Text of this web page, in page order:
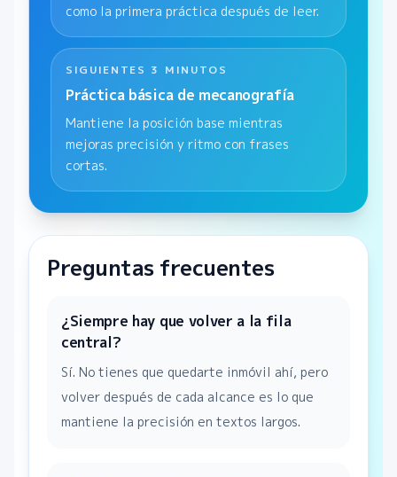
como la primera práctica después de leer.
SIGUIENTES 3 MINUTOS
Práctica básica de mecanografía
Mantiene la posición base mientras
mejoras precisión y ritmo con frases
cortas.
Preguntas frecuentes
¿Siempre hay que volver a la fila
central?
Sí. No tienes que quedarte inmóvil ahí, pero
volver después de cada alcance es lo que
mantiene la precisión en textos largos.